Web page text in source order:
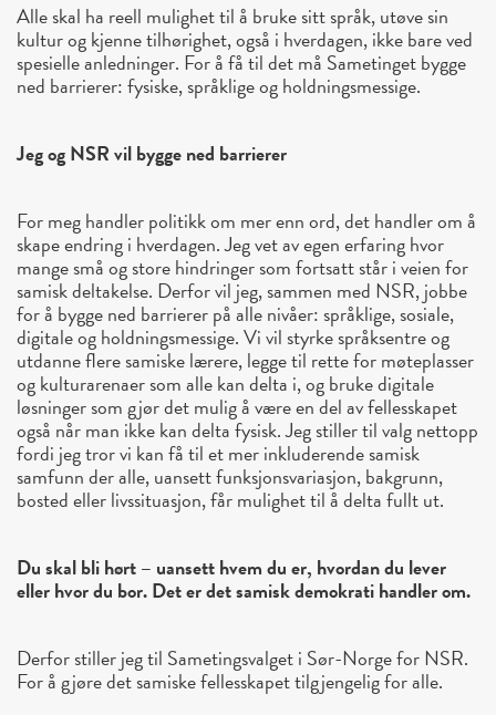
Alle skal ha reell mulighet til å bruke sitt språk, utøve sin
kultur og kjenne tilhørighet, også i hverdagen, ikke bare ved
spesielle anledninger. For å få til det må Sametinget bygge
ned barrierer: fysiske, språklige og holdningsmessige.
Jeg og NSR vil bygge ned barrierer
For meg handler politikk om mer enn ord, det handler om å
skape endring i hverdagen. Jeg vet av egen erfaring hvor
mange små og store hindringer som fortsatt står i veien for
samisk deltakelse. Derfor vil jeg, sammen med NSR, jobbe
for å bygge ned barrierer på alle nivåer: språklige, sosiale,
digitale og holdningsmessige. Vi vil styrke språksentre og
utdanne flere samiske lærere, legge til rette for møteplasser
og kulturarenaer som alle kan delta i, og bruke digitale
løsninger som gjør det mulig å være en del av fellesskapet
også når man ikke kan delta fysisk. Jeg stiller til valg nettopp
fordi jeg tror vi kan få til et mer inkluderende samisk
samfunn der alle, uansett funksjonsvariasjon, bakgrunn,
bosted eller livssituasjon, får mulighet til å delta fullt ut.
Du skal bli hørt – uansett hvem du er, hvordan du lever
eller hvor du bor. Det er det samisk demokrati handler om.
Derfor stiller jeg til Sametingsvalget i Sør-Norge for NSR.
For å gjøre det samiske fellesskapet tilgjengelig for alle.